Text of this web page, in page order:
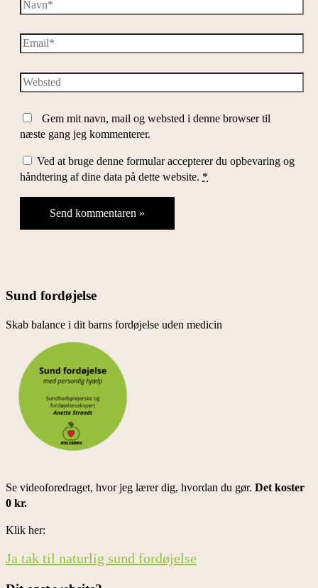
Email*
Websted
Gem mit navn, mail og websted i denne browser til
næste gang jeg kommenterer.
Ved at bruge denne formular accepterer du opbevaring og
håndtering af dine data på dette website. *
Sund fordøjelse
Skab balance i dit barns fordøjelse uden medicin
Se videoforedraget, hvor jeg lærer dig, hvordan du gør. Det koster
0 kr.
Klik her:
Ja tak til naturlig sund fordøjelse